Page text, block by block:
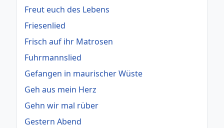
Freut euch des Lebens
Friesenlied
Frisch auf ihr Matrosen
Fuhrmannslied
Gefangen in maurischer Wüste
Geh aus mein Herz
Gehn wir mal rüber
Gestern Abend